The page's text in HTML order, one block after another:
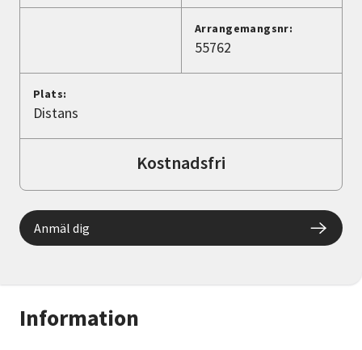
Information
Arrangemangsnr:
55762
Plats:
Distans
Kostnadsfri
Anmäl dig